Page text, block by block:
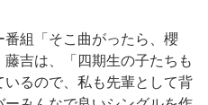
組「そこ曲がったら、櫻
吉は、「四期生の子たちも
るので、私も先輩として背